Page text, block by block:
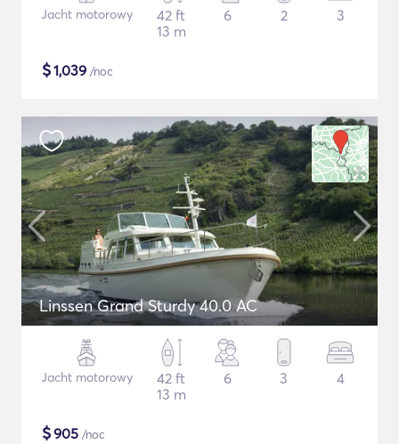
Jacht motorowy
42 ft
13 m
6 2 3
$1,039 /noc
Linssen Grand Sturdy 40.0 AC
Jacht motorowy
42 ft
13 m
6 3 4
$905 /noc